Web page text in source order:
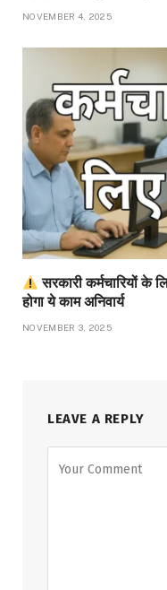
NOVEMBER 4, 2025
सरकारी कर्मचारियों
होगा ये काम अनिवार्य
NOVEMBER 3, 2025
LEAVE A REPLY